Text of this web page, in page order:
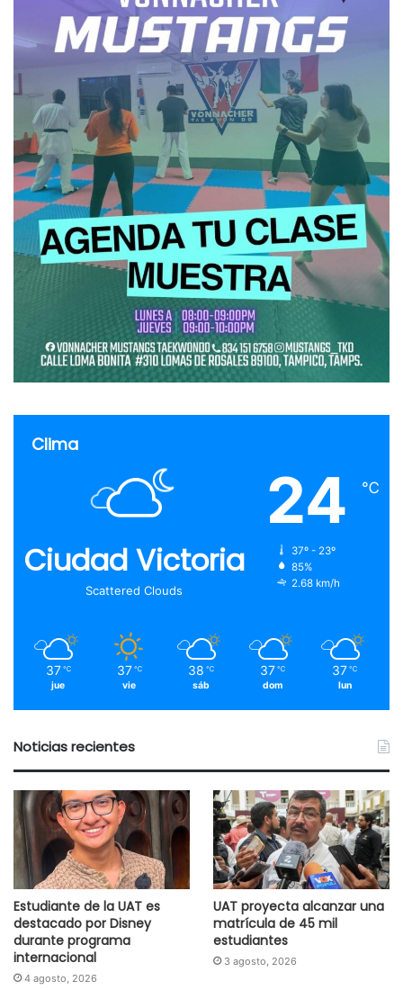
Clima
Ciudad Victoria
Scattered Clouds
24 ℃
37º - 23º
85%
2.68 km/h
37 ℃
jue
37 ℃
vie
38 ℃
sáb
37 ℃
dom
37 ℃
lun
Noticias recientes
Estudiante de la UAT es
destacado por Disney
durante programa
internacional
4 agosto, 2026
UAT proyecta alcanzar una
matrícula de 45 mil
estudiantes
3 agosto, 2026